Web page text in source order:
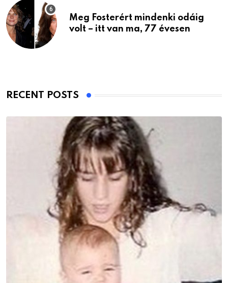
Meg Fosterért mindenki odáig
volt – itt van ma, 77 évesen
RECENT POSTS